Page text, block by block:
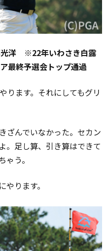
洋 ※22年いわさき白露
最終予選会トップ通過
ります。 それにしてもグリ
ざんでいなかった。セカン
。足し算、引き算はできて
う。
ります。